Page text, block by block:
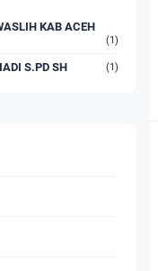
KAB ACEH
(1)
S.PD SH (1)